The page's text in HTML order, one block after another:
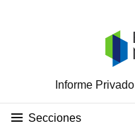
Informe Privado
Secciones